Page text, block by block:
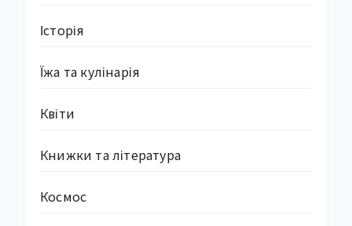
Історія
Їжа та кулінарія
Квіти
Книжки та література
Космос